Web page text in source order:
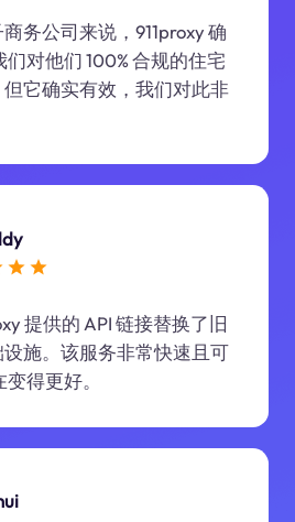
务公司来说，911proxy 确
对他们 100% 合规的住宅
它确实有效，我们对此非
提供的 API 链接替换了旧
施。该服务非常快速且可
得更好。